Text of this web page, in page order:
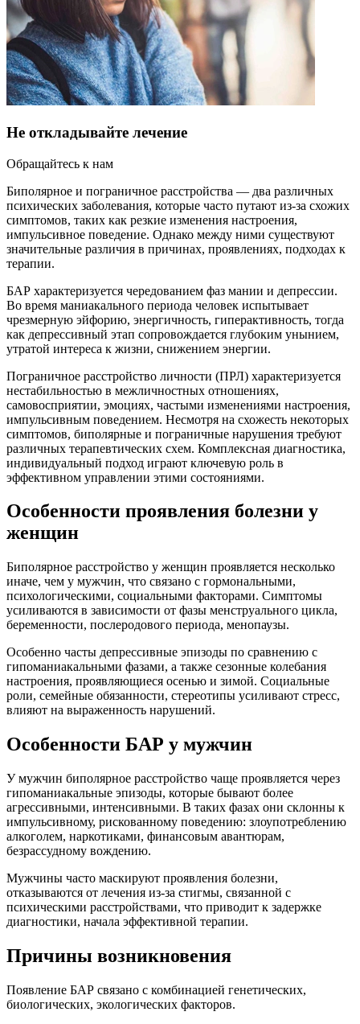
Не откладывайте лечение
Обращайтесь к нам
Биполярное и пограничное расстройства ― два различных
психических заболевания, которые часто путают из-за схожих
симптомов, таких как резкие изменения настроения,
импульсивное поведение. Однако между ними существуют
значительные различия в причинах, проявлениях, подходах к
терапии.
БАР характеризуется чередованием фаз мании и депрессии.
Во время маниакального периода человек испытывает
чрезмерную эйфорию, энергичность, гиперактивность, тогда
как депрессивный этап сопровождается глубоким унынием,
утратой интереса к жизни, снижением энергии.
Пограничное расстройство личности (ПРЛ) характеризуется
нестабильностью в межличностных отношениях,
самовосприятии, эмоциях, частыми изменениями настроения,
импульсивным поведением. Несмотря на схожесть некоторых
симптомов, биполярные и пограничные нарушения требуют
различных терапевтических схем. Комплексная диагностика,
индивидуальный подход играют ключевую роль в
эффективном управлении этими состояниями.
Особенности проявления болезни у
женщин
Биполярное расстройство у женщин проявляется несколько
иначе, чем у мужчин, что связано с гормональными,
психологическими, социальными факторами. Симптомы
усиливаются в зависимости от фазы менструального цикла,
беременности, послеродового периода, менопаузы.
Особенно часты депрессивные эпизоды по сравнению с
гипоманиакальными фазами, а также сезонные колебания
настроения, проявляющиеся осенью и зимой. Социальные
роли, семейные обязанности, стереотипы усиливают стресс,
влияют на выраженность нарушений.
Особенности БАР у мужчин
У мужчин биполярное расстройство чаще проявляется через
гипоманиакальные эпизоды, которые бывают более
агрессивными, интенсивными. В таких фазах они склонны к
импульсивному, рискованному поведению: злоупотреблению
алкоголем, наркотиками, финансовым авантюрам,
безрассудному вождению.
Мужчины часто маскируют проявления болезни,
отказываются от лечения из-за стигмы, связанной с
психическими расстройствами, что приводит к задержке
диагностики, начала эффективной терапии.
Причины возникновения
Появление БАР связано с комбинацией генетических,
биологических, экологических факторов.